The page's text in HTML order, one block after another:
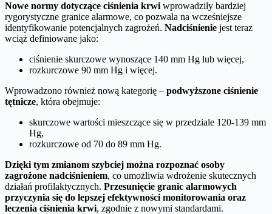
Nowe normy dotyczące ciśnienia krwi wprowadziły bardziej
rygorystyczne granice alarmowe, co pozwala na wcześniejsze
identyfikowanie potencjalnych zagrożeń. Nadciśnienie jest teraz
wciąż definiowane jako:
ciśnienie skurczowe wynoszące 140 mm Hg lub więcej,
rozkurczowe 90 mm Hg i więcej.
Wprowadzono również nową kategorię – podwyższone ciśnienie
tętnicze, która obejmuje:
skurczowe wartości mieszczące się w przedziale 120-139 mm
Hg,
rozkurczowe od 70 do 89 mm Hg.
Dzięki tym zmianom szybciej można rozpoznać osoby
zagrożone nadciśnieniem, co umożliwia wdrożenie skutecznych
działań profilaktycznych. Przesunięcie granic alarmowych
przyczynia się do lepszej efektywności monitorowania oraz
leczenia ciśnienia krwi, zgodnie z nowymi standardami.